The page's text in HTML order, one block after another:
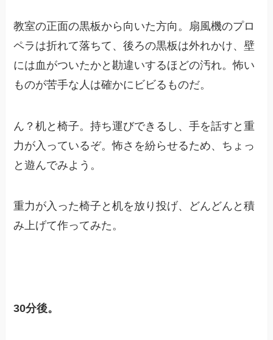
教室の正面の黒板から向いた方向。扇風機のプロ
ペラは折れて落ちて、後ろの黒板は外れかけ、壁
には血がついたかと勘違いするほどの汚れ。怖い
ものが苦手な人は確かにビビるものだ。
ん？机と椅子。持ち運びできるし、手を話すと重
力が入っているぞ。怖さを紛らせるため、ちょっ
と遊んでみよう。
重力が入った椅子と机を放り投げ、どんどんと積
み上げて作ってみた。
30分後。